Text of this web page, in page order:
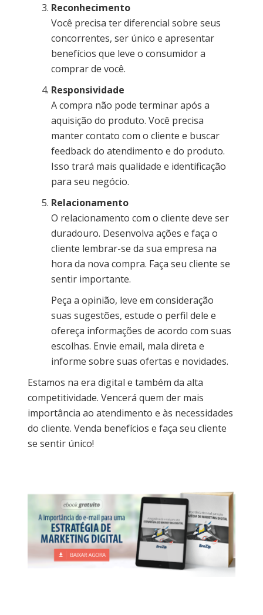
Reconhecimento
Você precisa ter diferencial sobre seus
concorrentes, ser único e apresentar
benefícios que leve o consumidor a
comprar de você.
Responsividade
A compra não pode terminar após a
aquisição do produto. Você precisa
manter contato com o cliente e buscar
feedback do atendimento e do produto.
Isso trará mais qualidade e identificação
para seu negócio.
Relacionamento
O relacionamento com o cliente deve ser
duradouro. Desenvolva ações e faça o
cliente lembrar-se da sua empresa na
hora da nova compra. Faça seu cliente se
sentir importante.
Peça a opinião, leve em consideração
suas sugestões, estude o perfil dele e
ofereça informações de acordo com suas
escolhas. Envie email, mala direta e
informe sobre suas ofertas e novidades.
Estamos na era digital e também da alta
competitividade. Vencerá quem der mais
importância ao atendimento e às necessidades
do cliente. Venda benefícios e faça seu cliente
se sentir único!